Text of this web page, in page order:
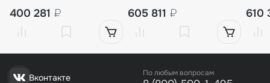
400 281 ₽ 605 811 ₽ 610
Вконтакте
По любым вопросам